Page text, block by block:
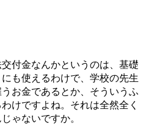
付金なんかというのは、基礎
も使えるわけで、学校の先生
お金であるとか、そういうふ
けですよね。それは全然全く
ゃないですか。